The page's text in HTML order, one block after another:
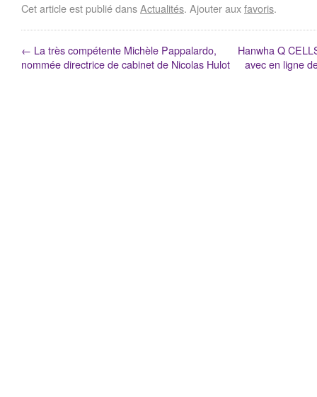
Cet article est publié dansActualités. Ajouter auxfavoris.
← La très compétente Michèle Pappalardo,
nommée directrice de cabinet de Nicolas Hulot
Hanwha Q
avec en ligne